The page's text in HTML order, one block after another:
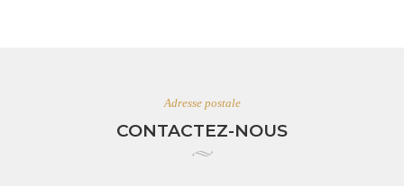
Adresse postale
CONTACTEZ-NOUS